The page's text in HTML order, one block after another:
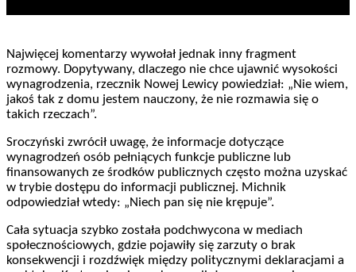
Najwięcej komentarzy wywołał jednak inny fragment
rozmowy. Dopytywany, dlaczego nie chce ujawnić wysokości
wynagrodzenia, rzecznik Nowej Lewicy powiedział: „Nie wiem,
jakoś tak z domu jestem nauczony, że nie rozmawia się o
takich rzeczach”.
Sroczyński zwrócił uwagę, że informacje dotyczące
wynagrodzeń osób pełniących funkcje publiczne lub
finansowanych ze środków publicznych często można uzyskać
w trybie dostępu do informacji publicznej. Michnik
odpowiedział wtedy: „Niech pan się nie krępuje”.
Cała sytuacja szybko została podchwycona w mediach
społecznościowych, gdzie pojawiły się zarzuty o brak
konsekwencji i rozdźwięk między politycznymi deklaracjami a